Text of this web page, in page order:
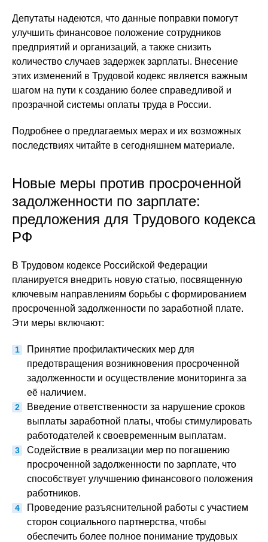
Депутаты надеются, что данные поправки помогут
улучшить финансовое положение сотрудников
предприятий и организаций, а также снизить
количество случаев задержек зарплаты. Внесение
этих изменений в Трудовой кодекс является важным
шагом на пути к созданию более справедливой и
прозрачной системы оплаты труда в России.
Подробнее о предлагаемых мерах и их возможных
последствиях читайте в сегодняшнем материале.
Новые меры против просроченной
задолженности по зарплате:
предложения для Трудового кодекса
РФ
В Трудовом кодексе Российской Федерации
планируется внедрить новую статью, посвященную
ключевым направлениям борьбы с формированием
просроченной задолженности по заработной плате.
Эти меры включают:
Принятие профилактических мер для
предотвращения возникновения просроченной
задолженности и осуществление мониторинга за
её наличием.
Введение ответственности за нарушение сроков
выплаты заработной платы, чтобы стимулировать
работодателей к своевременным выплатам.
Содействие в реализации мер по погашению
просроченной задолженности по зарплате, что
способствует улучшению финансового положения
работников.
Проведение разъяснительной работы с участием
сторон социального партнерства, чтобы
обеспечить более полное понимание трудовых